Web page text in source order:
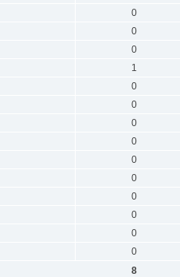
0
0
0
1
0
0
0
0
0
0
0
0
0
0
8